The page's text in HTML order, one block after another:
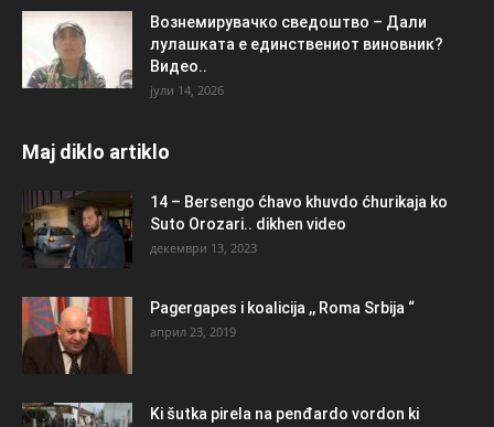
Вознемирувачко сведоштво – Дали
лулашката е единствениот виновник?
Видео..
јули 14, 2026
Maj diklo artiklo
14 – Bersengo ćhavo khuvdo ćhurikaja ko
Suto Orozari.. dikhen video
декември 13, 2023
Pagergapes i koalicija ,, Roma Srbija “
април 23, 2019
Ki šutka pirela na penđardo vordon ki